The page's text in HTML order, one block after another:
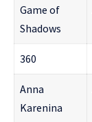
Game of
Shadows
360
Anna
Karenina